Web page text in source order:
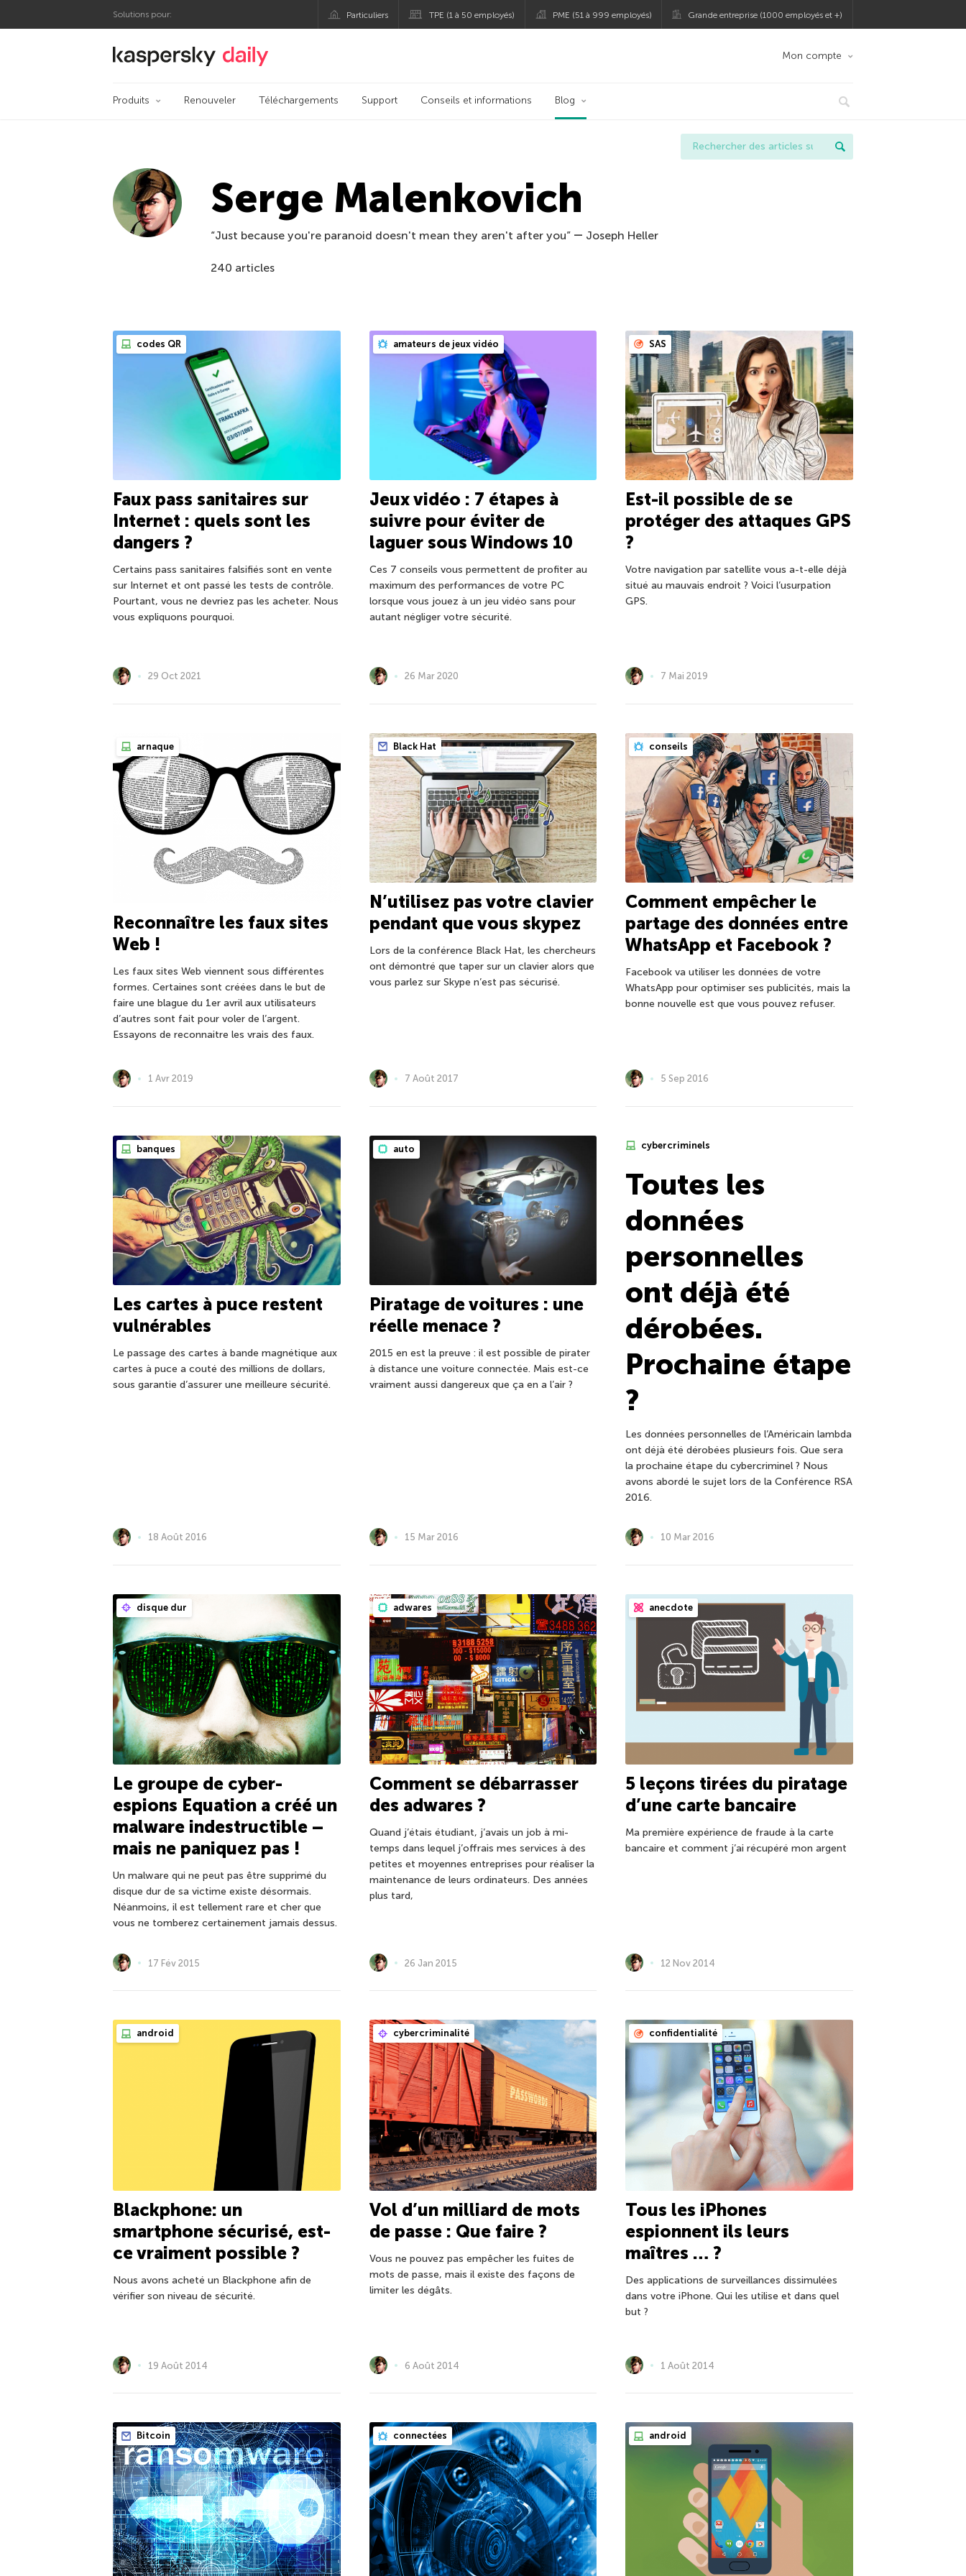
Solutions pour: Particuliers TPE (1 à 50 employés) PME (51 à 999 employés) Grande entreprise (1000 employés et +)
Blog officiel de Kaspersky Mon compte
Produits Renouveler Téléchargements Support Conseils et informations Blog
Serge Malenkovich
“Just because you're paranoid doesn't mean they aren't after you” ― Joseph Heller
240 articles
codes QR
Faux pass sanitaires sur
Internet : quels sont les
dangers ?
Certains pass sanitaires falsifiés sont en vente
sur Internet et ont passé les tests de contrôle.
Pourtant, vous ne devriez pas les acheter. Nous
vous expliquons pourquoi.
29 Oct 2021
amateurs de jeux vidéo
Jeux vidéo : 7 étapes à
suivre pour éviter de
laguer sous Windows 10
Ces 7 conseils vous permettent de profiter au
maximum des performances de votre PC
lorsque vous jouez à un jeu vidéo sans pour
autant négliger votre sécurité.
26 Mar 2020
SAS
Est-il possible de se
protéger des attaques GPS
?
Votre navigation par satellite vous a-t-elle déjà
situé au mauvais endroit ? Voici l’usurpation
GPS.
7 Mai 2019
arnaque
Reconnaître les faux sites
Web !
Les faux sites Web viennent sous différentes
formes. Certaines sont créées dans le but de
faire une blague du 1er avril aux utilisateurs
d’autres sont fait pour voler de l’argent.
Essayons de reconnaitre les vrais des faux.
1 Avr 2019
Black Hat
N’utilisez pas votre clavier
pendant que vous skypez
Lors de la conférence Black Hat, les chercheurs
ont démontré que taper sur un clavier alors que
vous parlez sur Skype n’est pas sécurisé.
7 Août 2017
conseils
Comment empêcher le
partage des données entre
WhatsApp et Facebook ?
Facebook va utiliser les données de votre
WhatsApp pour optimiser ses publicités, mais la
bonne nouvelle est que vous pouvez refuser.
5 Sep 2016
banques
Les cartes à puce restent
vulnérables
Le passage des cartes à bande magnétique aux
cartes à puce a couté des millions de dollars,
sous garantie d’assurer une meilleure sécurité.
18 Août 2016
auto
Piratage de voitures : une
réelle menace ?
2015 en est la preuve : il est possible de pirater
à distance une voiture connectée. Mais est-ce
vraiment aussi dangereux que ça en a l’air ?
15 Mar 2016
cybercriminels
Toutes les
données
personnelles
ont déjà été
dérobées.
Prochaine étape
?
Les données personnelles de l’Américain lambda
ont déjà été dérobées plusieurs fois. Que sera
la prochaine étape du cybercriminel ? Nous
avons abordé le sujet lors de la Conférence RSA
2016.
10 Mar 2016
disque dur
Le groupe de cyber-
espions Equation a créé un
malware indestructible –
mais ne paniquez pas !
Un malware qui ne peut pas être supprimé du
disque dur de sa victime existe désormais.
Néanmoins, il est tellement rare et cher que
vous ne tomberez certainement jamais dessus.
17 Fév 2015
adwares
Comment se débarrasser
des adwares ?
Quand j’étais étudiant, j’avais un job à mi-
temps dans lequel j’offrais mes services à des
petites et moyennes entreprises pour réaliser la
maintenance de leurs ordinateurs. Des années
plus tard,
26 Jan 2015
anecdote
5 leçons tirées du piratage
d’une carte bancaire
Ma première expérience de fraude à la carte
bancaire et comment j’ai récupéré mon argent
12 Nov 2014
android
Blackphone: un
smartphone sécurisé, est-
ce vraiment possible ?
Nous avons acheté un Blackphone afin de
vérifier son niveau de sécurité.
19 Août 2014
cybercriminalité
Vol d’un milliard de mots
de passe : Que faire ?
Vous ne pouvez pas empêcher les fuites de
mots de passe, mais il existe des façons de
limiter les dégâts.
6 Août 2014
confidentialité
Tous les iPhones
espionnent ils leurs
maîtres … ?
Des applications de surveillances dissimulées
dans votre iPhone. Qui les utilise et dans quel
but ?
1 Août 2014
Bitcoin connectées android